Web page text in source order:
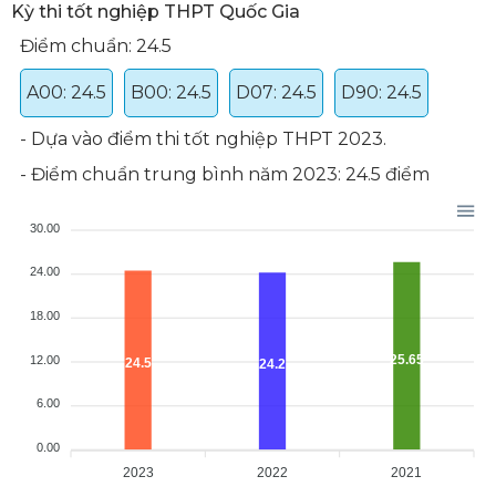
Kỳ thi tốt nghiệp THPT Quốc Gia
Điểm chuẩn: 24.5
A00: 24.5 B00: 24.5 D07: 24.5 D90: 24.5
​- Dựa vào điểm thi tốt nghiệp THPT 2023.
- Điểm chuẩn trung bình năm 2023: 24.5 điểm
2023 2022 2021
24.5 24.2 25.65
30.00
24.00
18.00
12.00
6.00
0.00